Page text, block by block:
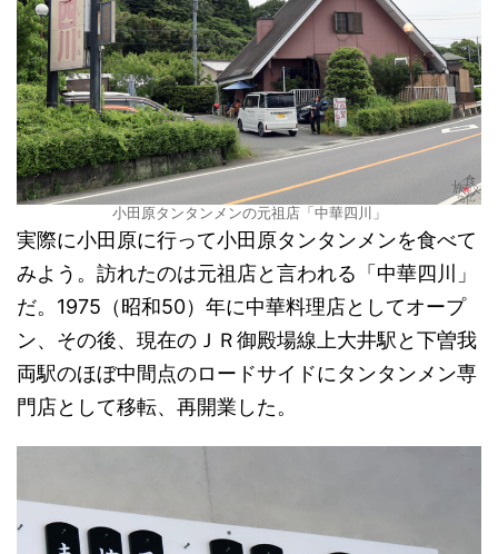
小田原タンタンメンの元祖店「中華四川」
実際に小田原に行って小田原タンタンメンを食べて
みよう。訪れたのは元祖店と言われる「中華四川」
だ。1975（昭和50）年に中華料理店としてオープ
ン、その後、現在のＪＲ御殿場線上大井駅と下曽我
両駅のほぼ中間点のロードサイドにタンタンメン専
門店として移転、再開業した。